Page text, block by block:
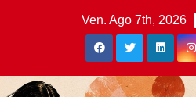
Ven. Ago 7th, 2026